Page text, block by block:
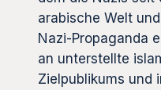
arabische Welt
Nazi-Propaganda
an unterstellte
Zielpublikums und